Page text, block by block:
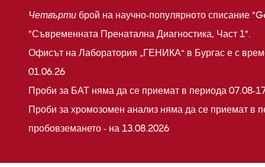
Четвърти брой на научно-популярното списание
"Съвременната Пренатална Диагностика, Част 1".
Офисът на Лаборатория „ГЕНИКА“ в Бургас е с
01.06.26
Проби за БАТ няма да се приемат в периода 07.08-
Проби за хромозомен анализ няма да се приемат в
пробовземането - на 13.08.2026